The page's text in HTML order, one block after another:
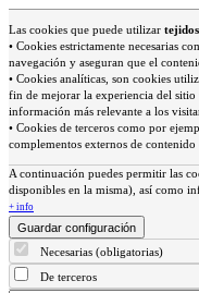
Las cookies que puede utilizar
• Cookies estrictamente necesarias
navegación y aseguran que el
• Cookies analíticas, son cookies
fin de mejorar la experiencia del sitio
información más relevante a los
• Cookies de terceros como por
complementos externos de contenido
A continuación puedes permitir las
disponibles en la misma), así como
+ info
Guardar configuración
Necesarias (obligatorias)
De terceros